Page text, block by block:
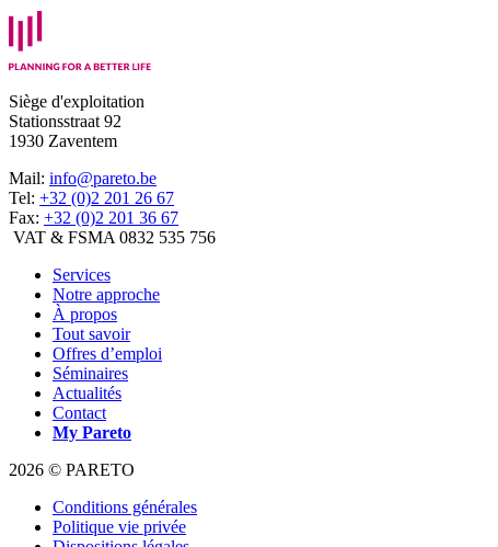
Siège d'exploitation
Stationsstraat 92
1930 Zaventem
Mail: info@pareto.be
Tel: +32 (0)2 201 26 67
Fax: +32 (0)2 201 36 67
VAT & FSMA 0832 535 756
Services
Notre approche
À propos
Tout savoir
Offres d’emploi
Séminaires
Actualités
Contact
My Pareto
2026 © PARETO
Conditions générales
Politique vie privée